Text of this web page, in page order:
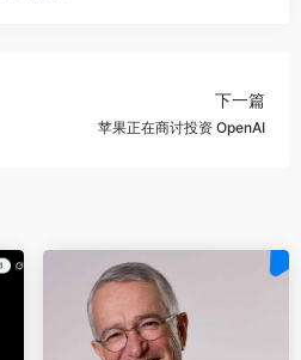
下一篇
苹果正在商讨投资 OpenAI